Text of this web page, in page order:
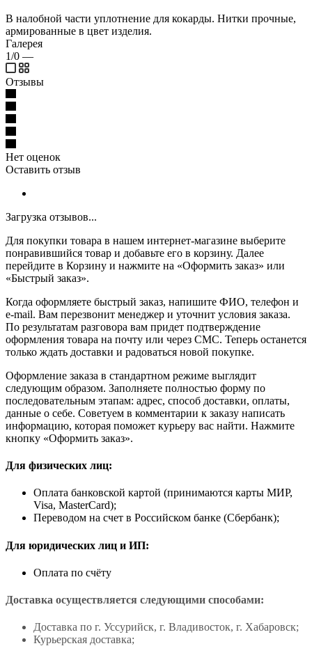
В налобной части уплотнение для кокарды. Нитки прочные,
армированные в цвет изделия.
Галерея
1/0 —
Отзывы
Нет оценок
Оставить отзыв
Загрузка отзывов...
Для покупки товара в нашем интернет-магазине выберите
понравившийся товар и добавьте его в корзину. Далее
перейдите в Корзину и нажмите на «Оформить заказ» или
«Быстрый заказ».
Когда оформляете быстрый заказ, напишите ФИО, телефон и
e-mail. Вам перезвонит менеджер и уточнит условия заказа.
По результатам разговора вам придет подтверждение
оформления товара на почту или через СМС. Теперь останется
только ждать доставки и радоваться новой покупке.
Оформление заказа в стандартном режиме выглядит
следующим образом. Заполняете полностью форму по
последовательным этапам: адрес, способ доставки, оплаты,
данные о себе. Советуем в комментарии к заказу написать
информацию, которая поможет курьеру вас найти. Нажмите
кнопку «Оформить заказ».
Для физических лиц:
Оплата банковской картой (принимаются карты МИР,
Visa, MasterCard);
Переводом на счет в Российском банке (Сбербанк);
Для юридических лиц и ИП:
Оплата по счёту
Доставка осуществляется следующими способами:
Доставка по г. Уссурийск, г. Владивосток, г. Хабаровск;
Курьерская доставка;